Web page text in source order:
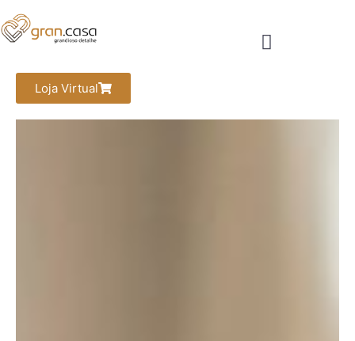
Loja Virtual